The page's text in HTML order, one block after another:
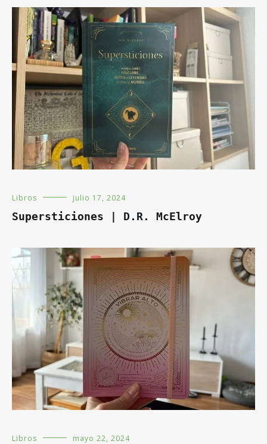
Libros julio 17, 2024
Supersticiones | D.R. McElroy
Libros mayo 22, 2024